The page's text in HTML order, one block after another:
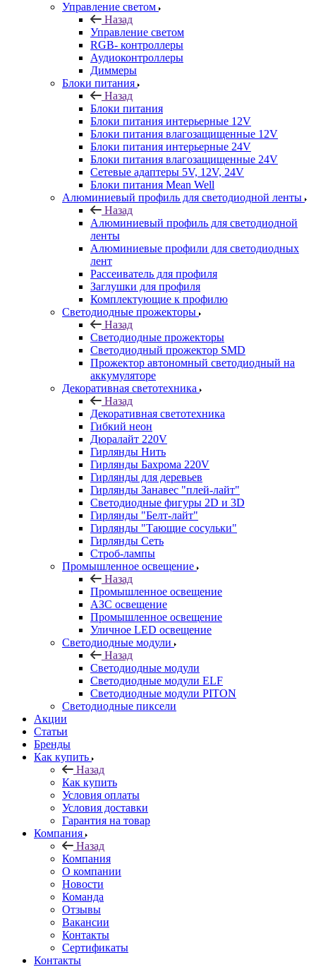
Управление светом
Назад
Управление светом
RGB- контроллеры
Аудиоконтроллеры
Диммеры
Блоки питания
Назад
Блоки питания
Блоки питания интерьерные 12V
Блоки питания влагозащищенные 12V
Блоки питания интерьерные 24V
Блоки питания влагозащищенные 24V
Сетевые адаптеры 5V, 12V, 24V
Блоки питания Mean Well
Алюминиевый профиль для светодиодной ленты
Назад
Алюминиевый профиль для светодиодной
ленты
Алюминиевые профили для светодиодных
лент
Рассеиватель для профиля
Заглушки для профиля
Комплектующие к профилю
Светодиодные прожекторы
Назад
Светодиодные прожекторы
Светодиодный прожектор SMD
Прожектор автономный светодиодный на
аккумуляторе
Декоративная светотехника
Назад
Декоративная светотехника
Гибкий неон
Дюралайт 220V
Гирлянды Нить
Гирлянды Бахрома 220V
Гирлянды для деревьев
Гирлянды Занавес "плей-лайт"
Светодиодные фигуры 2D и 3D
Гирлянды "Белт-лайт"
Гирлянды "Тающие сосульки"
Гирлянды Сеть
Строб-лампы
Промышленное освещение
Назад
Промышленное освещение
АЗС освещение
Промышленное освещение
Уличное LED освещение
Светодиодные модули
Назад
Светодиодные модули
Светодиодные модули ELF
Светодиодные модули PITON
Светодиодные пиксели
Акции
Статьи
Бренды
Как купить
Назад
Как купить
Условия оплаты
Условия доставки
Гарантия на товар
Компания
Назад
Компания
О компании
Новости
Команда
Отзывы
Вакансии
Контакты
Сертификаты
Контакты